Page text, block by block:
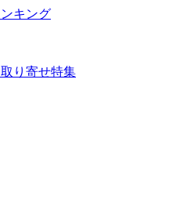
キング
り寄せ特集